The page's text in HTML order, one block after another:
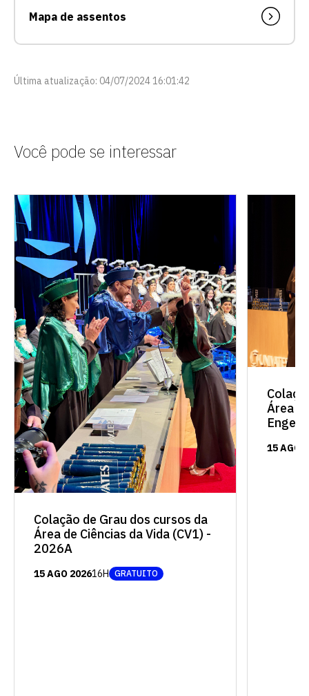
Mapa de assentos
Última atualização: 04/07/2024 16:01:42
Você pode se interessar
Colação de Grau dos cursos da
Área de Ciências da Vida (CV1) -
2026A
15 AGO 202616H GRATUITO
Área
15 AGO
Escolha a vaga que você
quer concorrer:
vagas para início de curso
vagas a partir do 2º ano de curso